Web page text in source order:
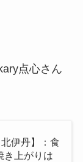
点心さん
伊丹】：食
上がりは